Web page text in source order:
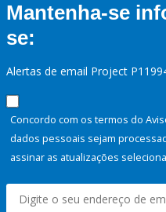
Mantenha-se
se:
Alertas de email Project
Concordo com os termos do
dados pessoais sejam
assinar as atualizações